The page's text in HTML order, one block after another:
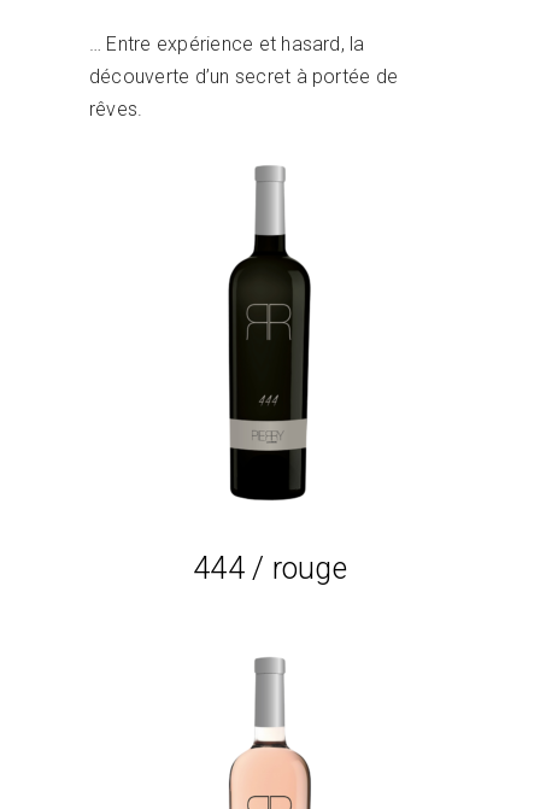
… Entre expérience et hasard, la
découverte d’un secret à portée de
rêves.
Lire la suite
444 / rouge